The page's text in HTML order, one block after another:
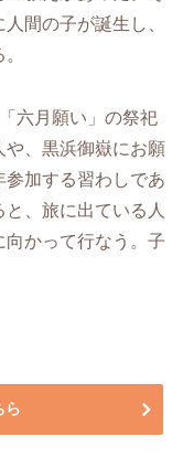
間の子が誕生し、
六月願い」の祭祀
や、黒浜御嶽にお願
加する習わしであ
、旅に出ている人
かって行なう。子
ら